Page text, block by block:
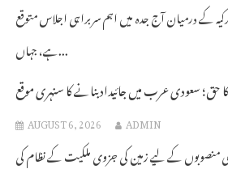
کے درمیان آج جدہ میں اہم سربراہی اجلاس متوقع
ہے، جہاں...
حق؛ سعودی عرب میں جائیداد بنانے کا سنہری موقع
AUGUST 6, 2026 ADMIN
کے لیے زمین کی جزوی ملکیت کے نظام کی